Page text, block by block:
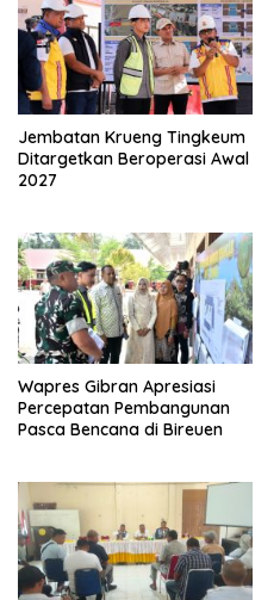
Jembatan Krueng Tingkeum
Ditargetkan Beroperasi Awal
2027
Wapres Gibran Apresiasi
Percepatan Pembangunan
Pasca Bencana di Bireuen